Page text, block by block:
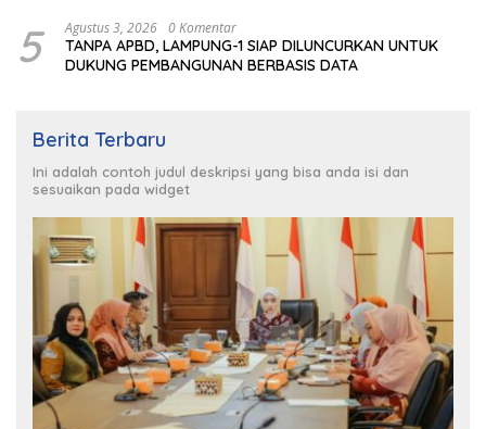
5 Agustus 3, 2026 0 Komentar
TANPA APBD, LAMPUNG-1 SIAP DILUNCURKAN UNTUK
DUKUNG PEMBANGUNAN BERBASIS DATA
Berita Terbaru
Ini adalah contoh judul deskripsi yang bisa anda isi dan
sesuaikan pada widget